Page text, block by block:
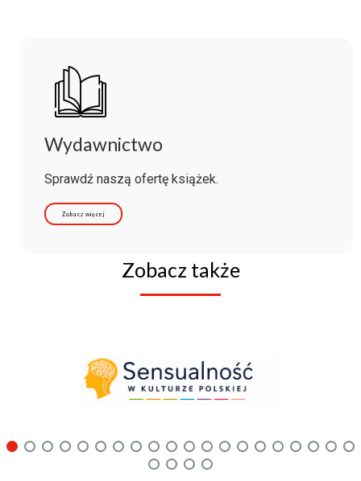
Wydawnictwo
Sprawdź naszą ofertę książek.
Zobacz więcej
Zobacz także